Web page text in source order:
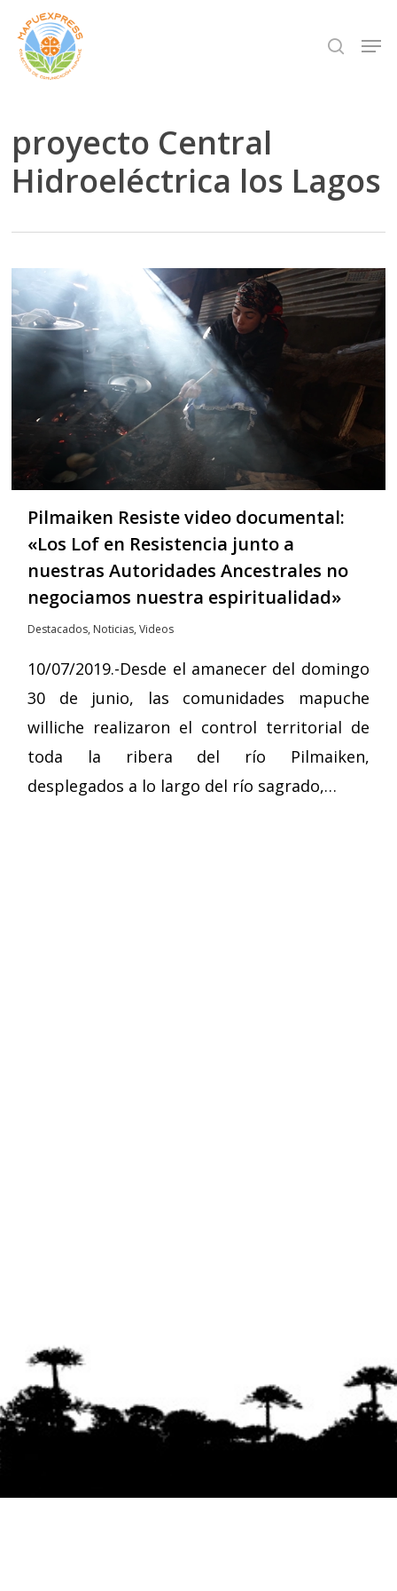
Skip
main
search
proyecto Central
Hidroeléctrica los Lagos
Pilmaiken Resiste video documental:
«Los Lof en Resistencia junto a
nuestras Autoridades Ancestrales no
negociamos nuestra espiritualidad»
Destacados, Noticias,Videos
10/07/2019.-Desde el amanecer del domingo
30 de junio, las comunidades mapuche
williche realizaron el control territorial de
toda la ribera del río Pilmaiken,
desplegados a lo largo del río sagrado,…
Close